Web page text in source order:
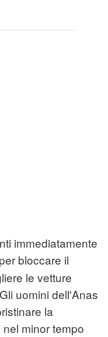
immediatamente
per bloccare il
le vetture
uomini dell'Anas
la
nel minor tempo